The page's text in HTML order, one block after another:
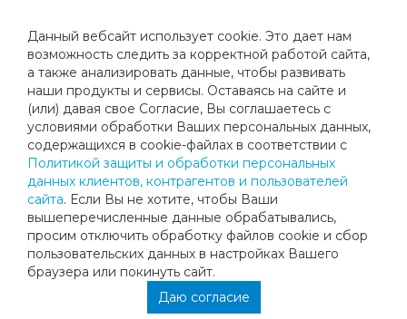
Данный вебсайт использует cookie. Это дает нам
возможность следить за корректной работой сайта,
а также анализировать данные, чтобы развивать
наши продукты и сервисы. Оставаясь на сайте и
(или) давая свое Согласие, Вы соглашаетесь с
условиями обработки Ваших персональных данных,
содержащихся в cookie-файлах в соответствии с
Политикой защиты и обработки персональных
данных клиентов, контрагентов и пользователей
сайта. Если Вы не хотите, чтобы Ваши
вышеперечисленные данные обрабатывались,
просим отключить обработку файлов cookie и сбор
пользовательских данных в настройках Вашего
браузера или покинуть сайт.
Даю согласие
НОВЫЙ ГОД 2015 В КЛУБЕ
МЕГАСПОРТ-ТЕННИС